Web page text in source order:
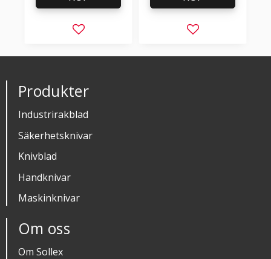
Lägg till i favoriter Lägg till i
Produkter
Industrirakblad
Säkerhetsknivar
Knivblad
Handknivar
Maskinknivar
Om oss
Om Sollex